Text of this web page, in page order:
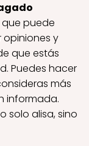
puede
opiniones y
que estás
Puedes hacer
más
informada.
solo alisa, sino